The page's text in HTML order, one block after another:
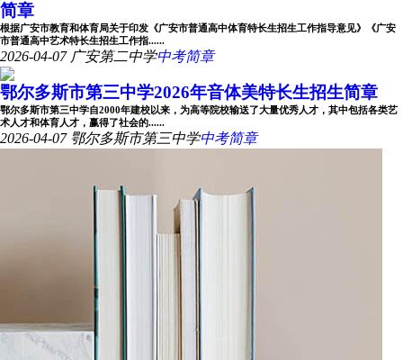
简章
根据广安市教育和体育局关于印发《广安市普通高中体育特长生招生工作指导意见》《广安
市普通高中艺术特长生招生工作指......
2026-04-07 广安第二中学中考简章
鄂尔多斯市第三中学2026年音体美特长生招生简章
鄂尔多斯市第三中学自2000年建校以来，为高等院校输送了大量优秀人才，其中包括各类艺
术人才和体育人才，赢得了社会的......
2026-04-07 鄂尔多斯市第三中学中考简章